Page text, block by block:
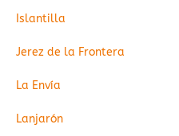
Islantilla
Jerez de la Frontera
La Envía
Lanjarón